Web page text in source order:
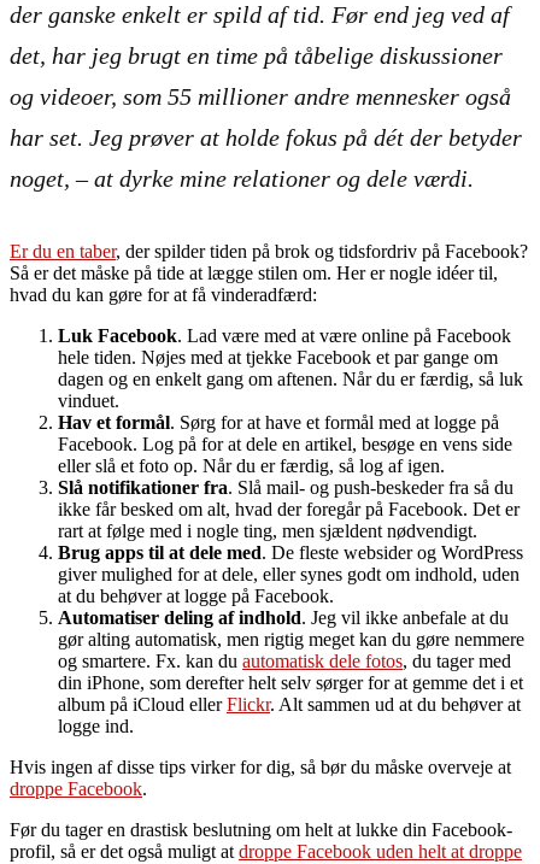
der ganske enkelt er spild af tid. Før end jeg ved af
det, har jeg brugt en time på tåbelige diskussioner
og videoer, som 55 millioner andre mennesker også
har set. Jeg prøver at holde fokus på dét der betyder
noget, – at dyrke mine relationer og dele værdi.
Er du en taber, der spilder tiden på brok og tidsfordriv på Facebook?
Så er det måske på tide at lægge stilen om. Her er nogle idéer til,
hvad du kan gøre for at få vinderadfærd:
Luk Facebook. Lad være med at være online på Facebook
hele tiden. Nøjes med at tjekke Facebook et par gange om
dagen og en enkelt gang om aftenen. Når du er færdig, så luk
vinduet.
Hav et formål. Sørg for at have et formål med at logge på
Facebook. Log på for at dele en artikel, besøge en vens side
eller slå et foto op. Når du er færdig, så log af igen.
Slå notifikationer fra. Slå mail- og push-beskeder fra så du
ikke får besked om alt, hvad der foregår på Facebook. Det er
rart at følge med i nogle ting, men sjældent nødvendigt.
Brug apps til at dele med. De fleste websider og WordPress
giver mulighed for at dele, eller synes godt om indhold, uden
at du behøver at logge på Facebook.
Automatiser deling af indhold. Jeg vil ikke anbefale at du
gør alting automatisk, men rigtig meget kan du gøre nemmere
og smartere. Fx. kan du automatisk dele fotos, du tager med
din iPhone, som derefter helt selv sørger for at gemme det i et
album på iCloud ellerFlickr. Alt sammen ud at du behøver at
logge ind.
Hvis ingen af disse tips virker for dig, så bør du måske overveje at
droppe Facebook.
Før du tager en drastisk beslutning om helt at lukke din Facebook-
profil, så er det også muligt at droppe Facebook uden helt at droppe